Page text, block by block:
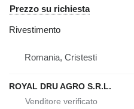
Prezzo su richiesta
Rivestimento
Romania, Cristesti
ROYAL DRU AGRO S.R.L.